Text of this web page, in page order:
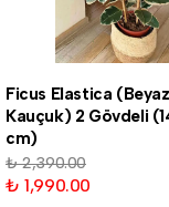
Ficus Elastica
Kauçuk) 2 Gövdeli
cm)
₺ 2,390.00
₺ 1,990.00